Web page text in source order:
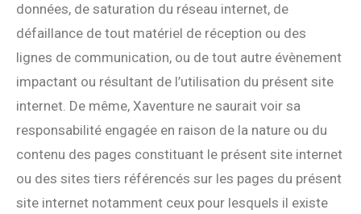
données, de saturation du réseau internet, de
défaillance de tout matériel de réception ou des
lignes de communication, ou de tout autre évènement
impactant ou résultant de l’utilisation du présent site
internet. De même, Xaventure ne saurait voir sa
responsabilité engagée en raison de la nature ou du
contenu des pages constituant le présent site internet
ou des sites tiers référencés sur les pages du présent
site internet notamment ceux pour lesquels il existe